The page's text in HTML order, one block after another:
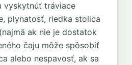
vyskytnúť tráviace
plynatosť, riedka stolica
ak nie je dostatok
čaju môže spôsobiť
alebo nespavosť, ak sa